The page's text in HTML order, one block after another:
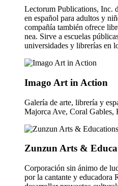
Lectorum Publications, Inc.
en español para adultos y
compañí­a también ofrece
nea. Sirve a escuelas
universidades y librerí­as en
Imago Art in Action
Galerí­a de arte, librerí­a y
Majorca Ave, Coral Gables,
Zunzun Arts &
Corporación sin ánimo de
por la cantante y educadora